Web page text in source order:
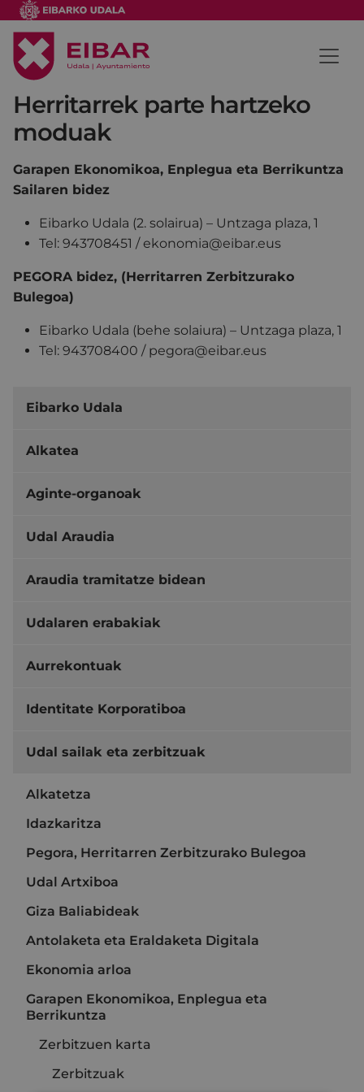
Herritarrek parte hartzeko
moduak
Garapen Ekonomikoa, Enplegua eta Berrikuntza
Sailaren bidez
Eibarko Udala (2. solairua) – Untzaga plaza, 1
Tel: 943708451 / ekonomia@eibar.eus
PEGORA bidez, (Herritarren Zerbitzurako
Bulegoa)
Eibarko Udala (behe solaiura) – Untzaga plaza, 1
Tel: 943708400 / pegora@eibar.eus
Eibarko Udala
Alkatea
Aginte-organoak
Udal Araudia
Araudia tramitatze bidean
Udalaren erabakiak
Aurrekontuak
Identitate Korporatiboa
Udal sailak eta zerbitzuak
Alkatetza
Idazkaritza
Pegora, Herritarren Zerbitzurako Bulegoa
Udal Artxiboa
Giza Baliabideak
Antolaketa eta Eraldaketa Digitala
Ekonomia arloa
Garapen Ekonomikoa, Enplegua eta
Berrikuntza
Zerbitzuen karta
Zerbitzuak